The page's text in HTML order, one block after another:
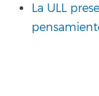
La ULL